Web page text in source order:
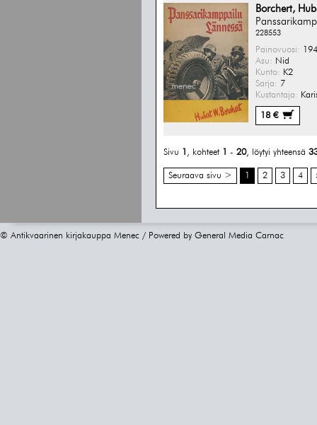
Borchert,
228553
Painovuosi:
Asu: Nid
Kunto: K2
Sarja: 7
Kustantaja:
18 €
Sivu 1 , kohteet 1 - 20, löytyi yhteensä
Seuraava sivu > 1 2 3 4
© Antikvaarinen kirjakauppa Menec / Powered by General Media Carnac